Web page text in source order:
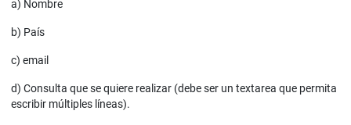
a) Nombre
b) País
c) email
d) Consulta que se quiere realizar (debe ser un textarea que permita
escribir múltiples líneas).